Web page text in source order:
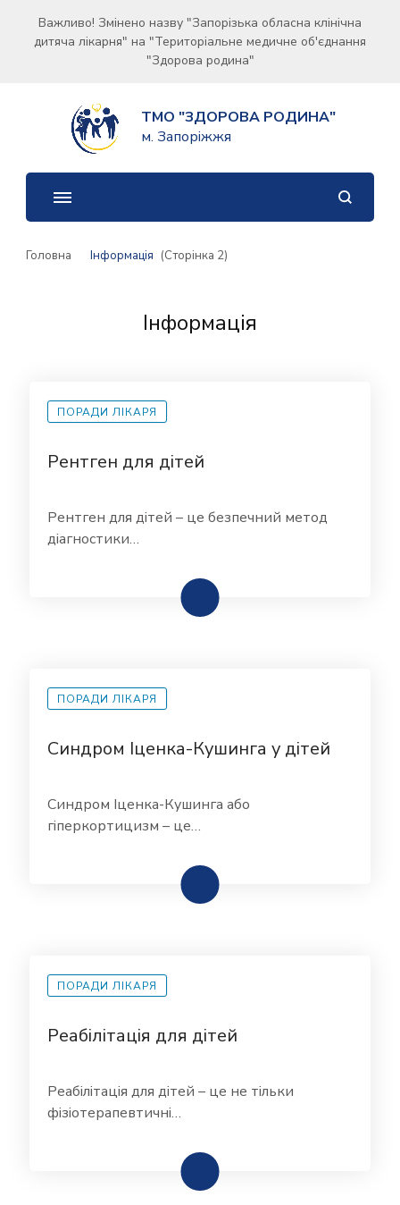
Важливо! Змінено назву "Запорізька обласна клінічна
дитяча лікарня" на "Територіальне медичне об'єднання
"Здорова родина"
ТМО "ЗДОРОВА РОДИНА"
м. Запоріжжя
Головна Інформація (Сторінка 2)
Інформація
ПОРАДИ ЛІКАРЯ
Рентген для дітей
Рентген для дітей – це безпечний метод
діагностики…
ПОРАДИ ЛІКАРЯ
Синдром Іценка-Кушинга у дітей
Синдром Іценка-Кушинга або
гіперкортицизм – це…
ПОРАДИ ЛІКАРЯ
Реабілітація для дітей
Реабілітація для дітей – це не тільки
фізіотерапевтичні…